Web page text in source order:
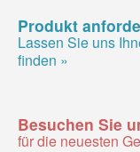
Produkt
Lassen Sie uns
finden »
Besuchen Sie
für die neuesten